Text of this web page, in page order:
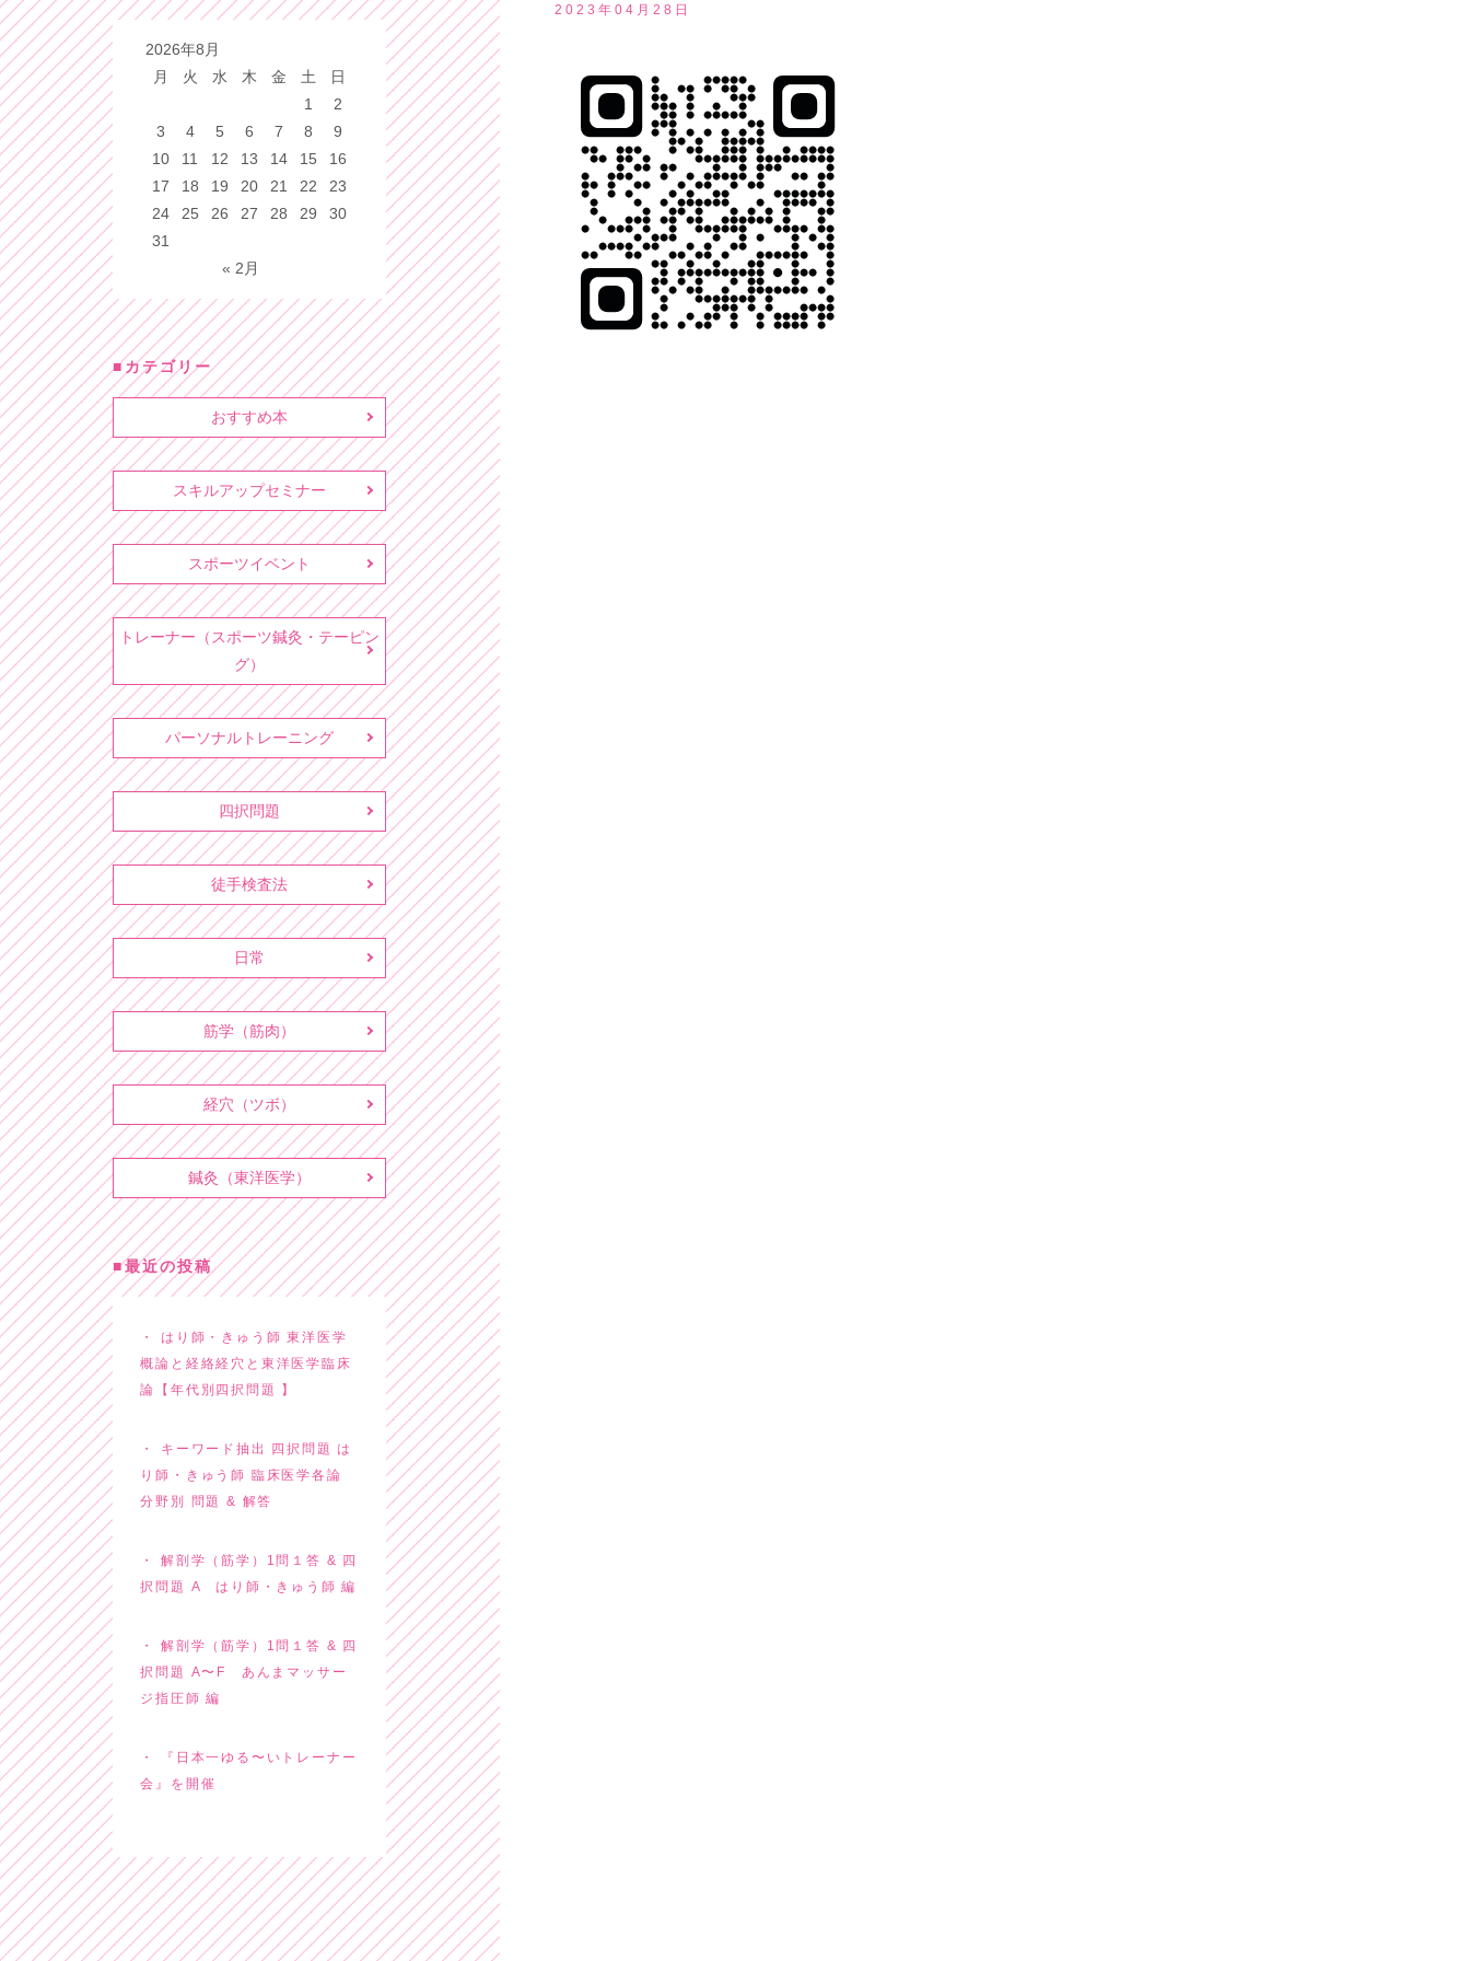
2023年04月28日
2026年8月
月
火 水 木 金 土
日
1
2
3
4 5 6 7 8
9
10
11 12 13 14 15
16
17
18 19 20 21 22
23
24
25 26 27 28 29
30
31
« 2月
カテゴリー
おすすめ本
スキルアップセミナー
スポーツイベント
トレーナー（スポーツ鍼灸・テーピン
グ）
パーソナルトレーニング
四択問題
徒手検査法
日常
筋学（筋肉）
経穴（ツボ）
鍼灸（東洋医学）
最近の投稿
はり師・きゅう師 東洋医学
概論と経絡経穴と東洋医学臨床
論【年代別四択問題 】
キーワード抽出 四択問題 は
り師・きゅう師 臨床医学各論
分野別 問題 & 解答
解剖学（筋学）1問１答 & 四
択問題 A はり師・きゅう師 編
解剖学（筋学）1問１答 & 四
択問題 A〜F あんまマッサー
ジ指圧師 編
『日本一ゆる〜いトレーナー
会』を開催